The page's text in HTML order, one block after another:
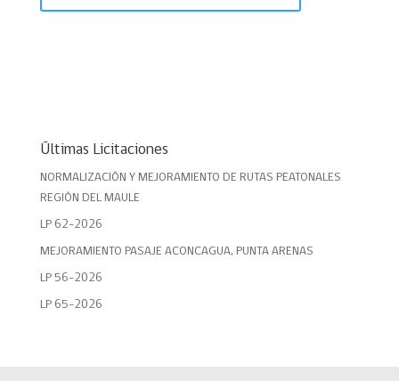
Últimas Licitaciones
NORMALIZACIÓN Y MEJORAMIENTO DE RUTAS PEATONALES
REGIÓN DEL MAULE
LP 62-2026
MEJORAMIENTO PASAJE ACONCAGUA, PUNTA ARENAS
LP 56-2026
LP 65-2026